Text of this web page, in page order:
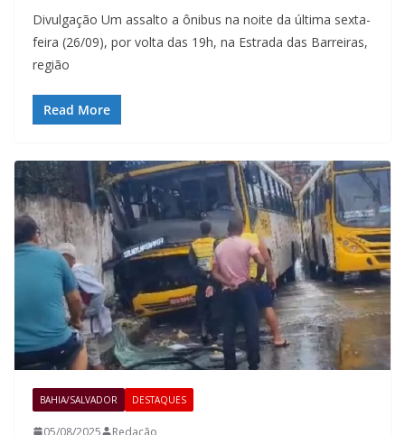
Divulgação Um assalto a ônibus na noite da última sexta-
feira (26/09), por volta das 19h, na Estrada das Barreiras,
região
Read More
BAHIA/SALVADOR DESTAQUES
05/08/2025 Redação